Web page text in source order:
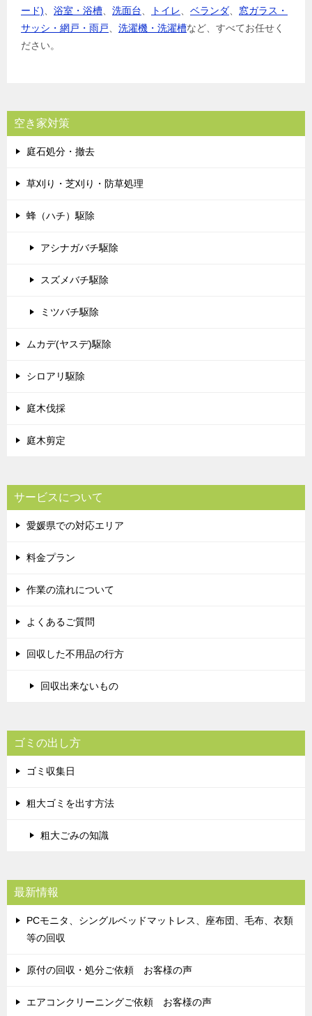
ード)、 浴室・浴槽、 洗面台、 トイレ、 ベランダ、 窓ガラス・
サッシ・網戸・雨戸、 洗濯機・洗濯槽など、すべてお任せく
ださい。
空き家対策
庭石処分・撤去
草刈り・芝刈り・防草処理
蜂（ハチ）駆除
アシナガバチ駆除
スズメバチ駆除
ミツバチ駆除
ムカデ(ヤスデ)駆除
シロアリ駆除
庭木伐採
庭木剪定
サービスについて
愛媛県での対応エリア
料金プラン
作業の流れについて
よくあるご質問
回収した不用品の行方
回収出来ないもの
ゴミの出し方
ゴミ収集日
粗大ゴミを出す方法
粗大ごみの知識
最新情報
PCモニタ、シングルベッドマットレス、座布団、毛布、衣類
等の回収
原付の回収・処分ご依頼 お客様の声
エアコンクリーニングご依頼 お客様の声